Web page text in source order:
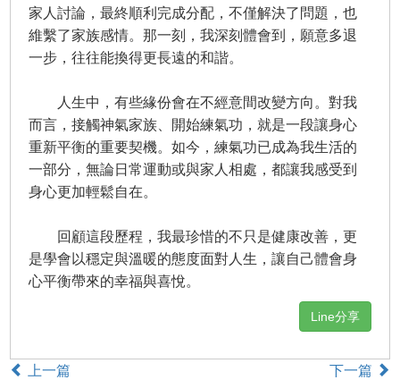
家人討論，最終順利完成分配，不僅解決了問題，也
維繫了家族感情。那一刻，我深刻體會到，願意多退
一步，往往能換得更長遠的和諧。
人生中，有些緣份會在不經意間改變方向。對我
而言，接觸神氣家族、開始練氣功，就是一段讓身心
重新平衡的重要契機。如今，練氣功已成為我生活的
一部分，無論日常運動或與家人相處，都讓我感受到
身心更加輕鬆自在。
回顧這段歷程，我最珍惜的不只是健康改善，更
是學會以穩定與溫暖的態度面對人生，讓自己體會身
心平衡帶來的幸福與喜悅。
Line分享
上一篇 下一篇